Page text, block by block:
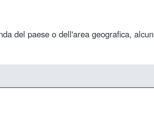
del paese o dell'area geografica,